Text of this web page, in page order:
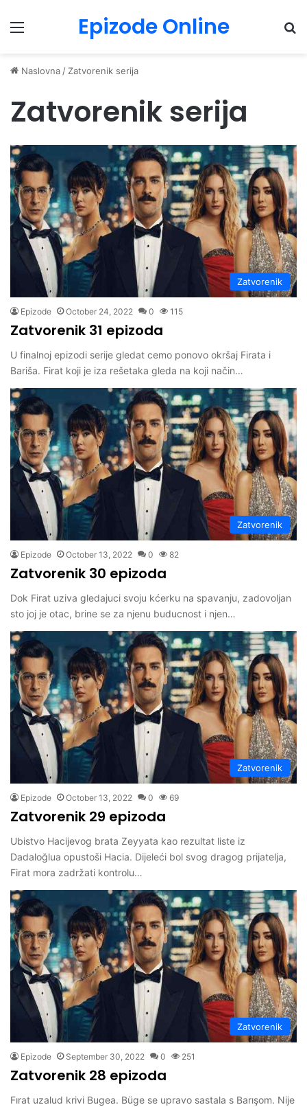
Menu Epizode Online
Naslovna / Zatvorenik serija
Zatvorenik serija
Zatvorenik
Epizode October 24, 2022 0 115
Zatvorenik 31 epizoda
U finalnoj epizodi serije gledat cemo ponovo okršaj Firata i
Bariša. Firat koji je iza rešetaka gleda na koji način…
Zatvorenik
Epizode October 13, 2022 0 82
Zatvorenik 30 epizoda
Dok Firat uziva gledajuci svoju kćerku na spavanju, zadovoljan
sto joj je otac, brine se za njenu buducnost i njen…
Zatvorenik
Epizode October 13, 2022 0 69
Zatvorenik 29 epizoda
Ubistvo Hacijevog brata Zeyyata kao rezultat liste iz
Dadaloğlua opustoši Hacia. Dijeleći bol svog dragog prijatelja,
Firat mora zadržati kontrolu…
Zatvorenik
Epizode September 30, 2022 0 251
Zatvorenik 28 epizoda
Fırat uzalud krivi Bugea. Büge se upravo sastala s Barışom. Nije